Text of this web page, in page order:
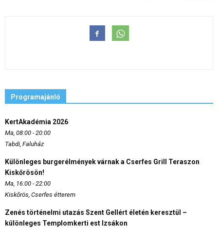
Programajánló
KertAkadémia 2026
Ma, 08:00 - 20:00
Tabdi, Faluház
Különleges burgerélmények várnak a Cserfes Grill Teraszon
Kiskőrösön!
Ma, 16:00 - 22:00
Kiskőrös, Cserfes étterem
Zenés történelmi utazás Szent Gellért életén keresztül –
különleges Templomkerti est Izsákon